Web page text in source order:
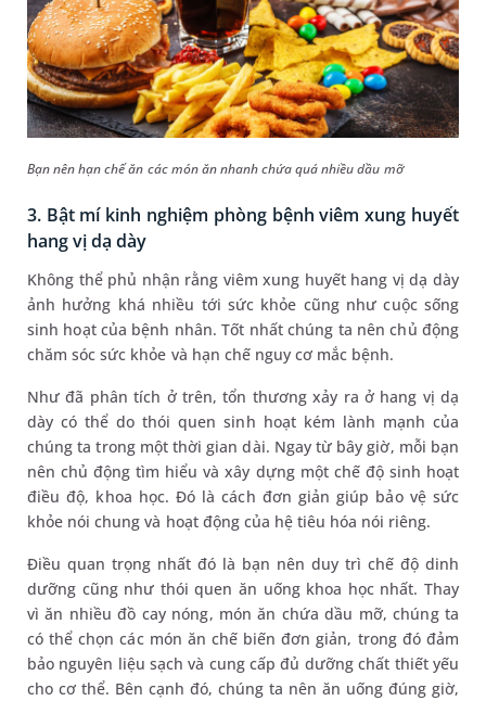
Bạn nên hạn chế ăn các món ăn nhanh chứa quá nhiều dầu mỡ
3. Bật mí kinh nghiệm phòng bệnh viêm xung huyết
hang vị dạ dày
Không thể phủ nhận rằng viêm xung huyết hang vị dạ dày
ảnh hưởng khá nhiều tới sức khỏe cũng như cuộc sống
sinh hoạt của bệnh nhân. Tốt nhất chúng ta nên chủ động
chăm sóc sức khỏe và hạn chế nguy cơ mắc bệnh.
Như đã phân tích ở trên, tổn thương xảy ra ở hang vị dạ
dày có thể do thói quen sinh hoạt kém lành mạnh của
chúng ta trong một thời gian dài. Ngay từ bây giờ, mỗi bạn
nên chủ động tìm hiểu và xây dựng một chế độ sinh hoạt
điều độ, khoa học. Đó là cách đơn giản giúp bảo vệ sức
khỏe nói chung và hoạt động của hệ tiêu hóa nói riêng.
Điều quan trọng nhất đó là bạn nên duy trì chế độ dinh
dưỡng cũng như thói quen ăn uống khoa học nhất. Thay
vì ăn nhiều đồ cay nóng, món ăn chứa dầu mỡ, chúng ta
có thể chọn các món ăn chế biến đơn giản, trong đó đảm
bảo nguyên liệu sạch và cung cấp đủ dưỡng chất thiết yếu
cho cơ thể. Bên cạnh đó, chúng ta nên ăn uống đúng giờ,